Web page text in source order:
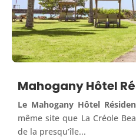
Mahogany Hôtel
Le Mahogany Hôtel
même site que La Créole
de la presqu’île...